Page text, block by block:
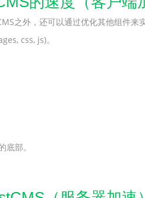
之外，还可以通过优化其他组件来
css, js)。
部。